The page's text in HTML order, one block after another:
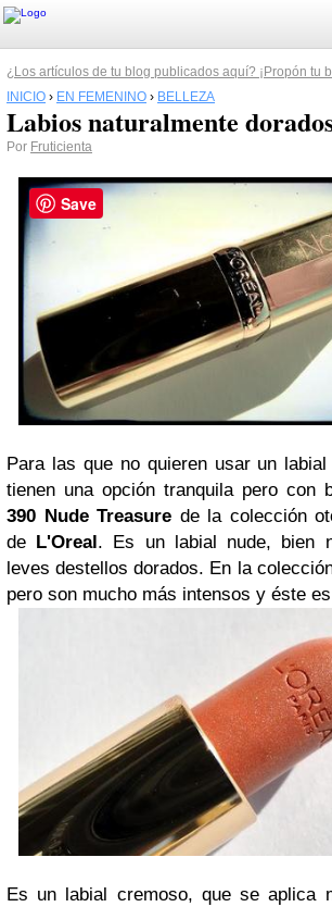
¿Los artículos de tu blog publicados aquí? ¡Propón tu
INICIO › EN FEMENINO › BELLEZA
Labios naturalmente
Por Fruticienta
Para las que no quieren usar un
tienen una opción tranquila pero con
390 Nude Treasure de la colección
de L'Oreal. Es un labial nude, bien
leves destellos dorados. En la
pero son mucho más intensos y éste
Es un labial cremoso, que se aplica
Save